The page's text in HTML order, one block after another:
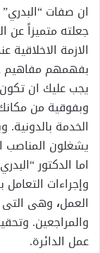
ان صفات “البدري”
جعلته متميزاً عن
الازمة
بفهمهم مفاهيم
يجب عليك ان
وبفوقية من
الخدمة
يشغلون المناصب
اما الدكتور
وإجراءات
العمل، وهى التى
والمراجعين.
عمل الدائرة.